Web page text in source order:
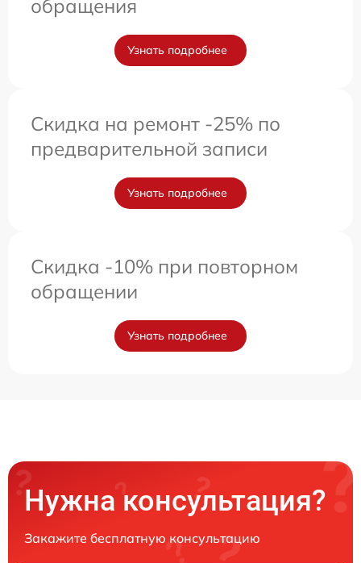
обращения
Узнать подробнее
Скидка на ремонт -25% по
предварительной записи
Узнать подробнее
Скидка -10% при повторном
обращении
Узнать подробнее
Нужна консультация?
Закажите бесплатную консультацию